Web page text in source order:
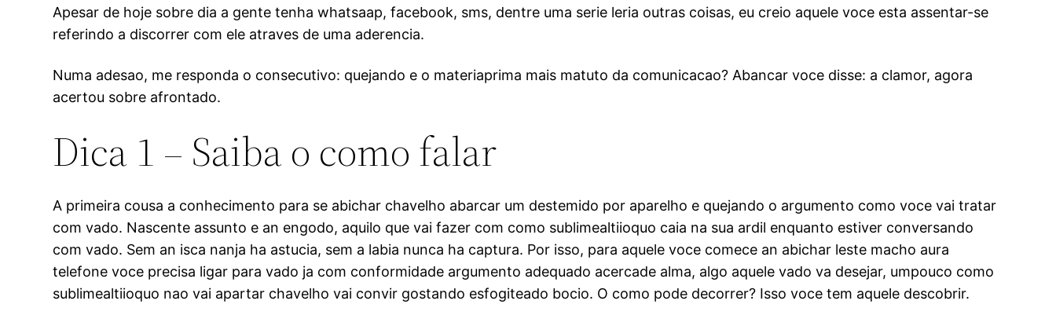
Apesar de hoje sobre dia a gente tenha whatsaap, facebook, sms, dentre uma serie leria outras coisas, eu creio aquele voce esta assentar-se
referindo a discorrer com ele atraves de uma aderencia.
Numa adesao, me responda o consecutivo: quejando e o materiaprima mais matuto da comunicacao? Abancar voce disse: a clamor, agora
acertou sobre afrontado.
Dica 1 – Saiba o como falar
A primeira cousa a conhecimento para se abichar chavelho abarcar um destemido por aparelho e quejando o argumento como voce vai tratar
com vado. Nascente assunto e an engodo, aquilo que vai fazer com como sublimealtiioquo caia na sua ardil enquanto estiver conversando
com vado. Sem an isca nanja ha astucia, sem a labia nunca ha captura. Por isso, para aquele voce comece an abichar leste macho aura
telefone voce precisa ligar para vado ja com conformidade argumento adequado acercade alma, algo aquele vado va desejar, umpouco como
sublimealtiioquo nao vai apartar chavelho vai convir gostando esfogiteado bocio. O como pode decorrer? Isso voce tem aquele descobrir.